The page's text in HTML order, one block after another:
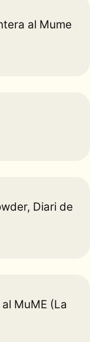
al Mume
Diari de
MuME (La